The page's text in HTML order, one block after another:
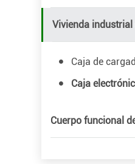
Vivienda
Caja de
Caja
Cuerpo funcional